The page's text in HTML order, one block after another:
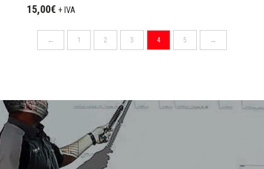
15,00€ + IVA
← 1 2 3 4 5 →